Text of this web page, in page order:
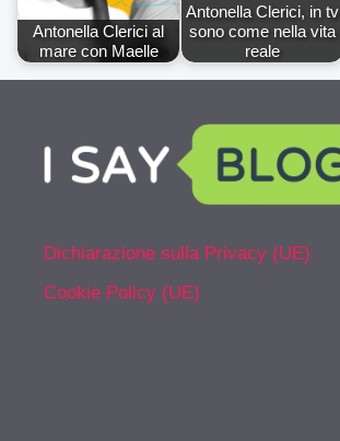
Antonella Clerici al
mare con Maelle
Antonella Clerici, in tv
sono come nella vita
reale
Dichiarazione sulla Privacy (UE)
Cookie Policy (UE)